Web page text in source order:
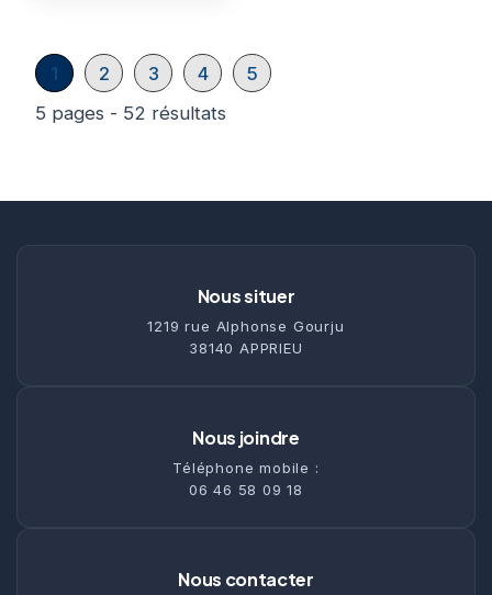
1 2 3 4
5
5 pages - 52 résultats
Nous situer
1219 rue Alphonse Gourju
38140 APPRIEU
Nous joindre
Téléphone mobile :
06 46 58 09 18
Nous contacter